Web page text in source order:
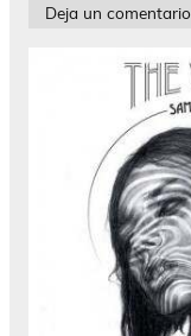
Deja un comentario